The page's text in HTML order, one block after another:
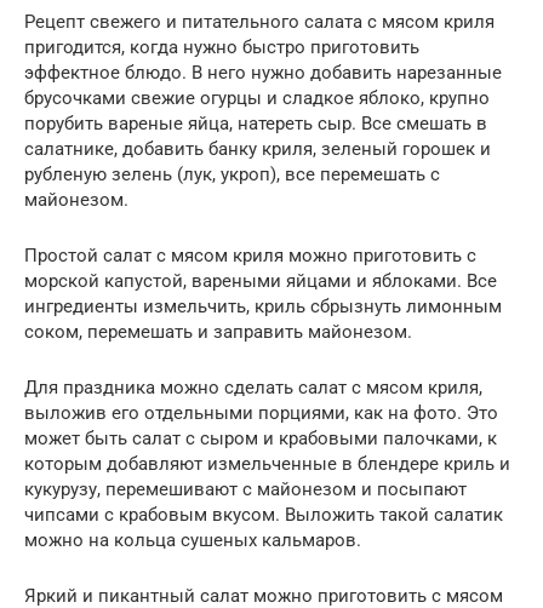
Рецепт свежего и питательного салата с мясом криля
пригодится, когда нужно быстро приготовить
эффектное блюдо. В него нужно добавить нарезанные
брусочками свежие огурцы и сладкое яблоко, крупно
порубить вареные яйца, натереть сыр. Все смешать в
салатнике, добавить банку криля, зеленый горошек и
рубленую зелень (лук, укроп), все перемешать с
майонезом.
Простой салат с мясом криля можно приготовить с
морской капустой, вареными яйцами и яблоками. Все
ингредиенты измельчить, криль сбрызнуть лимонным
соком, перемешать и заправить майонезом.
Для праздника можно сделать салат с мясом криля,
выложив его отдельными порциями, как на фото. Это
может быть салат с сыром и крабовыми палочками, к
которым добавляют измельченные в блендере криль и
кукурузу, перемешивают с майонезом и посыпают
чипсами с крабовым вкусом. Выложить такой салатик
можно на кольца сушеных кальмаров.
Яркий и пикантный салат можно приготовить с мясом